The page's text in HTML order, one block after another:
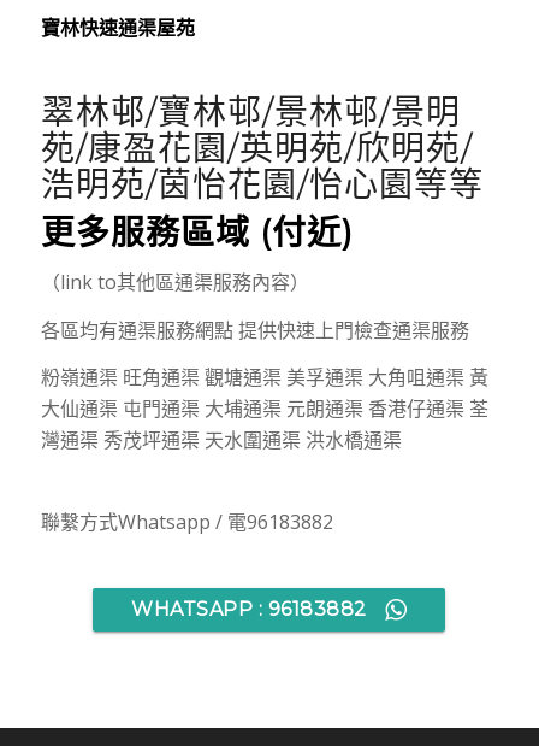
寶林快速通渠屋苑
翠林邨/寶林邨/景林邨/景明
苑/康盈花園/英明苑/欣明苑/
浩明苑/茵怡花園/怡心園等等
更多服務區域 (付近)
（link to其他區通渠服務內容）
各區均有通渠服務網點 提供快速上門檢查通渠服務
粉嶺通渠 旺角通渠 觀塘通渠 美孚通渠 大角咀通渠 黃
大仙通渠 屯門通渠 大埔通渠 元朗通渠 香港仔通渠 荃
灣通渠 秀茂坪通渠 天水圍通渠 洪水橋通渠
聯繫方式Whatsapp / 電96183882
WHATSAPP : 96183882